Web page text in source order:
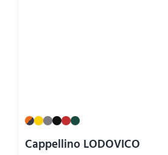
Cappellino LODOVICO